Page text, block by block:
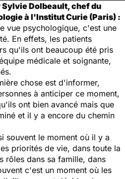
Sylvie Dolbeault, chef du
à l'Institut Curie (Paris) :
vue psychologique, c'est une
En effets, les patients
qu'ils ont beaucoup été pris
médicale et soignante,
chose est d'informer,
à anticiper ce moment,
ont bien avancé mais que
et il y a encore du chemin
souvent le moment où il y a
priorités de vie, dans toute la
rôles dans sa famille, dans
c'est un moment où les